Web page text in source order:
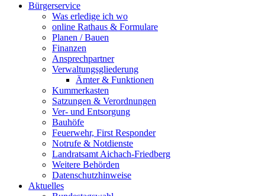
Bürgerservice
Was erledige ich wo
online Rathaus & Formulare
Planen / Bauen
Finanzen
Ansprechpartner
Verwaltungsgliederung
Ämter & Funktionen
Kummerkasten
Satzungen & Verordnungen
Ver- und Entsorgung
Bauhöfe
Feuerwehr, First Responder
Notrufe & Notdienste
Landratsamt Aichach-Friedberg
Weitere Behörden
Datenschutzhinweise
Aktuelles